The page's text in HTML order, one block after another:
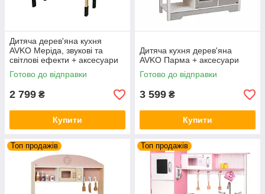
Дитяча дерев'яна кухня
AVKO Меріда, звукові та
світлові ефекти + аксесуари
Готово до відправки
2 799 ₴
Купити
Дитяча кухня дерев'яна
AVKO Парма + аксесуари
Готово до відправки
3 599 ₴
Купити
Топ продажів Топ продажів